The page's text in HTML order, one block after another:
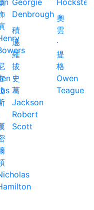
積
遜
羅
拔
史
葛
Jackson
Robert
Scott
奧
雲
·
提
格
Owen
Teague